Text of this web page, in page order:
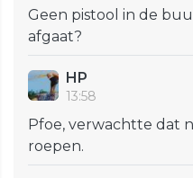
Geen pistool in de
afgaat?
HP
13:58
Pfoe, verwachtte dat
roepen.